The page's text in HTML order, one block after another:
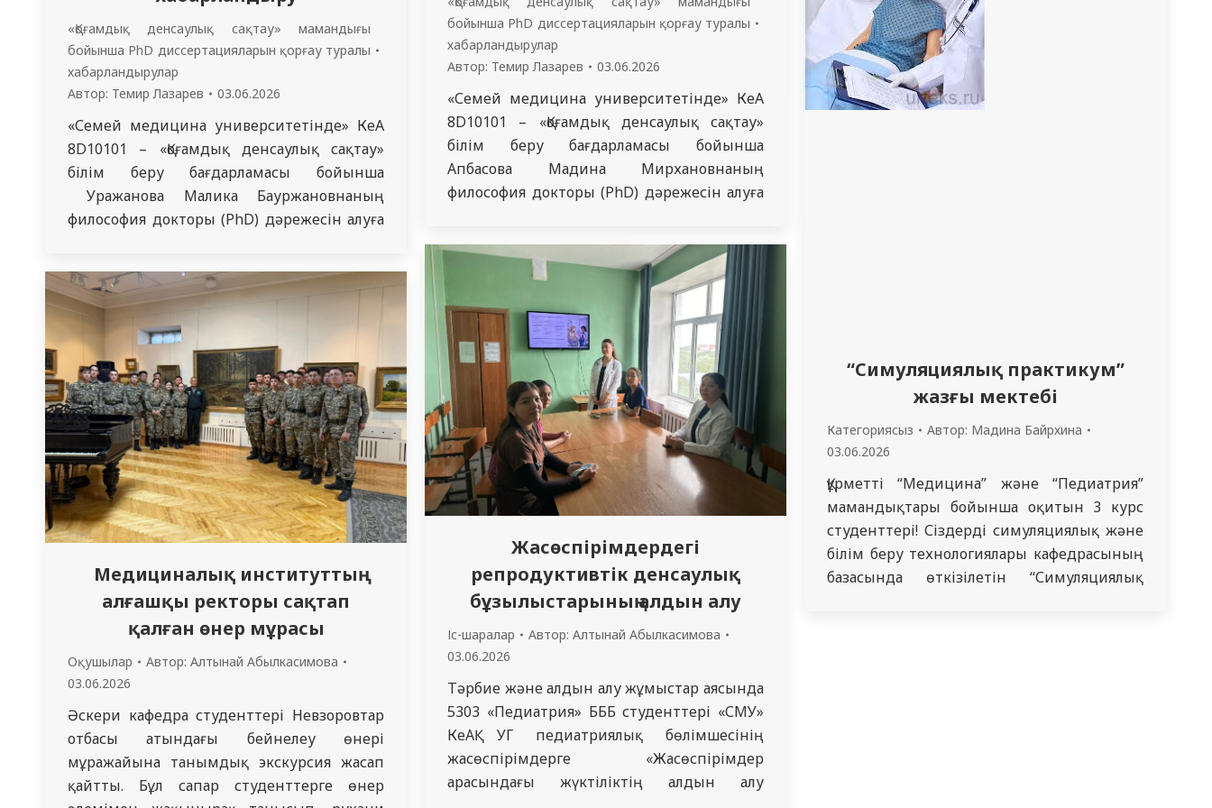
«Қоғамдық денсаулық сақтау» мамандығы
бойынша PhD диссертацияларын қорғау туралы
хабарландырулар
Автор: Темир Лазарев 03.06.2026
«Семей медицина университетінде» КеАҚ
8D10101 – «Қоғамдық денсаулық сақтау»
білім беру бағдарламасы бойынша
Уражанова Малика Бауржановнаның
философия докторы (PhD) дәрежесін алуға
офтальмологиялық көмектің
қолжетімділігін ұйымдастыру сапасын
арттыру» тақырыбында диссертациясы
қорғалады. Диссертация «Семей медицина
университеті» КеАҚ Қоғамдық денсаулық
кафедрасында орындалды. Қорғау нысаны –
Мақалалар сериясы. Қорғау тілі…
бойынша PhD диссертацияларын қорғау туралы
хабарландырулар
Автор: Темир Лазарев 03.06.2026
«Семей медицина университетінде» КеАҚ
8D10101 – «Қоғамдық денсаулық сақтау»
білім беру бағдарламасы бойынша
Апбасова Мадина Мирхановнаның
философия докторы (PhD) дәрежесін алуға
тақырыбындағы диссертациясы
қорғалады. Диссертация «Семей медицина
университеті» КеАҚ Қоғамдық денсаулық
кафедрасында орындалды. Қорғау нысаны –
диссертациялық жұмыс. Қорғау тілі – орыс
тілі. Ресми рецензенттер: Орақбай Лязат…
“Симуляциялық практикум”
жазғы мектебі
Категориясыз Автор: Мадина Байрхина
03.06.2026
Құрметті “Медицина” және “Педиатрия”
мамандықтары бойынша оқитын 3 курс
студенттері! Сіздерді симуляциялық және
білім беру технологиялары кафедрасының
базасында өткізілетін “Симуляциялық
Жасөспірімдердегі
репродуктивтік денсаулық
бұзылыстарының алдын алу
Іс-шаралар Автор: Алтынай Абылкасимова
03.06.2026
Тәрбие және алдын алу жұмыстар аясында
5303 «Педиатрия» БББ студенттері «СМУ»
КеАҚ УГ педиатриялық бөлімшесінің
жасөспірімдерге «Жасөспірімдер
арасындағы жүктіліктің алдын алу
Медициналық институттың
алғашқы ректоры сақтап
қалған өнер мұрасы
Оқушылар Автор: Алтынай Абылкасимова
03.06.2026
Әскери кафедра студенттері Невзоровтар
отбасы атындағы бейнелеу өнері
мұражайына танымдық экскурсия жасап
қайтты. Бұл сапар студенттерге өнер